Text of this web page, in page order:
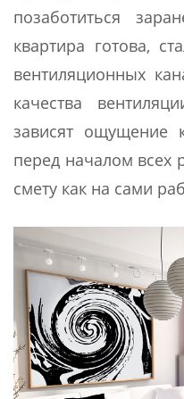
позаботиться
квартира готова,
вентиляционных
качества
зависят ощущение
перед началом всех
смету как на сами